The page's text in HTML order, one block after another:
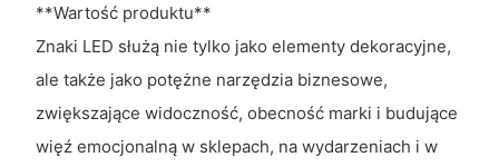
**Wartość produktu**
Znaki LED służą nie tylko jako elementy dekoracyjne,
ale także jako potężne narzędzia biznesowe,
zwiększające widoczność, obecność marki i budujące
więź emocjonalną w sklepach, na wydarzeniach i w